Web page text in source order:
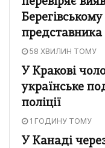
58 ХВИЛИН ТОМУ
У Кракові
українське
поліції
1 ГОДИНУ ТОМУ
У Канаді